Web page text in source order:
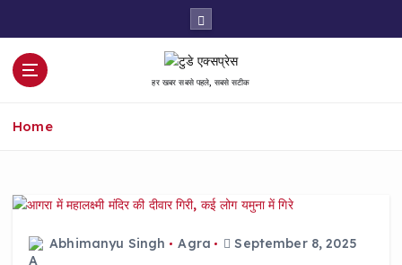
हर खबर सबसे पहले, सबसे सटीक
Home
Abhimanyu Singh Agra September 8, 2025